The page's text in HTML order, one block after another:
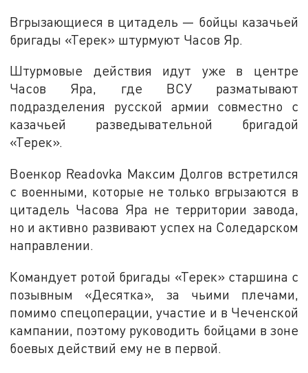
Вгрызающиеся в цитадель — бойцы казачьей
бригады «Терек» штурмуют Часов Яр.
Штурмовые действия идут уже в центре
Часов Яра, где ВСУ разматывают
подразделения русской армии совместно с
казачьей разведывательной бригадой
«Терек».
Военкор Readovka Максим Долгов встретился
с военными, которые не только вгрызаются в
цитадель Часова Яра не территории завода,
но и активно развивают успех на Соледарском
направлении.
Командует ротой бригады «Терек» старшина с
позывным «Десятка», за чьими плечами,
помимо спецоперации, участие и в Чеченской
кампании, поэтому руководить бойцами в зоне
боевых действий ему не в первой.